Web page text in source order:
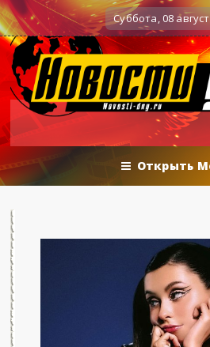
Военные действия Вечерние баталии
Суббота, 08
Открыть